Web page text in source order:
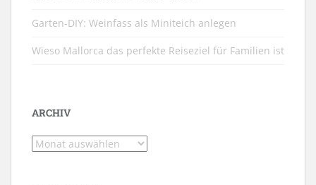
Garten-DIY: Weinfass als Miniteich anlegen
Wieso Mallorca das perfekte Reiseziel für Familien ist
ARCHIV
Archiv